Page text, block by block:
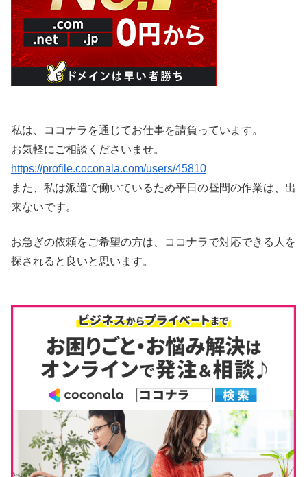
私は、ココナラを通じてお仕事を請負っています。
お気軽にご相談くださいませ。
https://profile.coconala.com/users/45810
また、私は派遣で働いているため平日の昼間の作業は、出
来ないです。
お急ぎの依頼をご希望の方は、ココナラで対応できる人を
探されると良いと思います。